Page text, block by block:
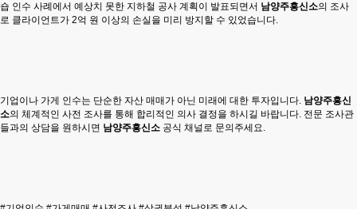
숍 인수 사례에서 예상치 못한 지하철 공사 계획이 발표되면서 남양주흥신소의 조사
로 클라이언트가 2억 원 이상의 손실을 미리 방지할 수 있었습니다.
기업이나 가게 인수는 단순한 자산 매매가 아닌 미래에 대한 투자입니다. 남양주흥신
소의 체계적인 사전 조사를 통해 합리적인 의사 결정을 하시길 바랍니다. 전문 조사관
들과의 상담을 원하시면 남양주흥신소 공식 채널로 문의주세요.